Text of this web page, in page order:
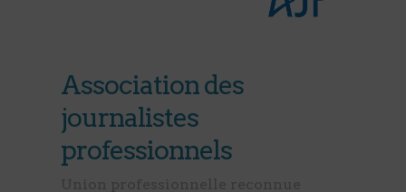
Association des
journalistes
professionnels